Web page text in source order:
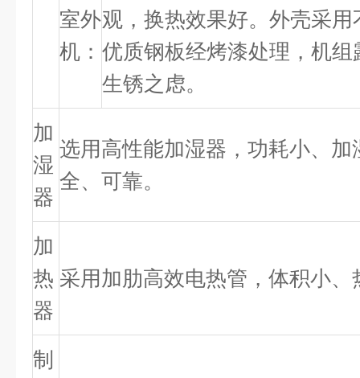
室外
机：
观，换热效果好。外壳采
优质钢板经烤漆处理，机组
生锈之虑。
加
湿
器
选用高性能加湿器，功耗小、加
全、可靠。
加
热
器
采用加肋高效电热管，体积小、
制